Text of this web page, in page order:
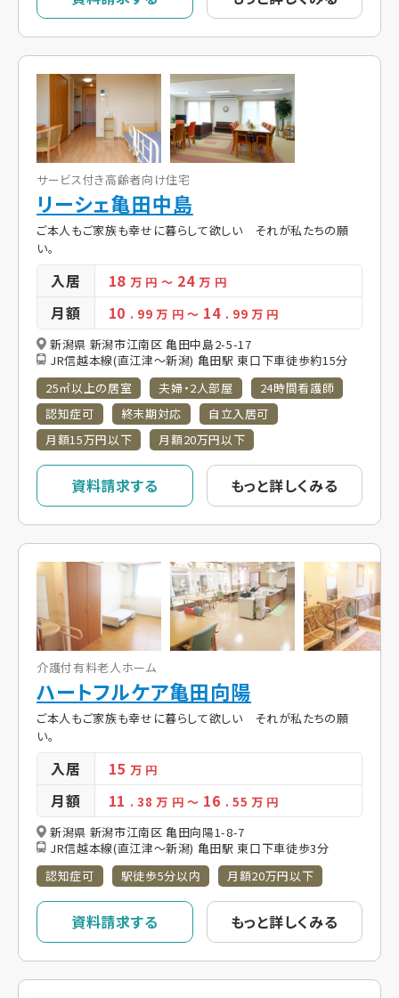
サービス付き高齢者向け住宅
リーシェ亀田中島
ご本人もご家族も幸せに暮らして欲しい それが私たちの願
い。
入居 18万 円 ～ 24万 円
月額 10 . 99万 円 ～ 14 . 99 万 円
新潟県 新潟市江南区 亀田中島2-5-17
JR信越本線(直江津～新潟) 亀田駅 東口下車徒歩約15分
25㎡以上の居室
夫婦・2人部屋
24時間看護師
認知症可
終末期対応
自立入居可
月額15万円以下
月額20万円以下
資料請求する もっと詳しくみる
介護付有料老人ホーム
ハートフルケア亀田向陽
ご本人もご家族も幸せに暮らして欲しい それが私たちの願
い。
入居 15万 円
月額 11 . 38万 円 ～ 16 . 55 万 円
新潟県 新潟市江南区 亀田向陽1-8-7
JR信越本線(直江津～新潟) 亀田駅 東口下車徒歩3分
認知症可
駅徒歩5分以内 月額20万円以下
資料請求する もっと詳しくみる